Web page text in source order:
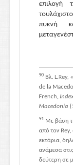
επιλογή
πυκνή
90 Βλ. L.Rey,
de la
French,
Macedonia
91 Με βάση
από τον Rey,
εκτάρια,
ανάμεσα
δεύτερη σε